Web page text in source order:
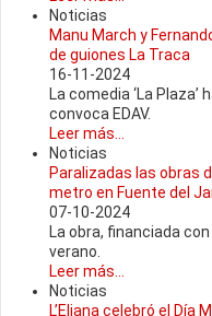
Noticias
Manu March y
de guiones La Traca
16-11-2024
La comedia ‘La
convoca EDAV.
Leer más...
Noticias
Paralizadas las obras
metro en Fuente del
07-10-2024
La obra, financiada
verano.
Leer más...
Noticias
L’Eliana celebró el Día